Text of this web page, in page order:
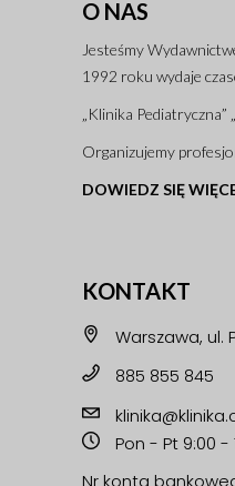
O NAS
Jesteśmy
1992 roku wydaje
„Klinika Pediatryczna”
Organizujemy
DOWIEDZ SIĘ
KONTAKT
Warszawa, ul.
885 855 845
Pon - Pt 9:00 -
Nr konta